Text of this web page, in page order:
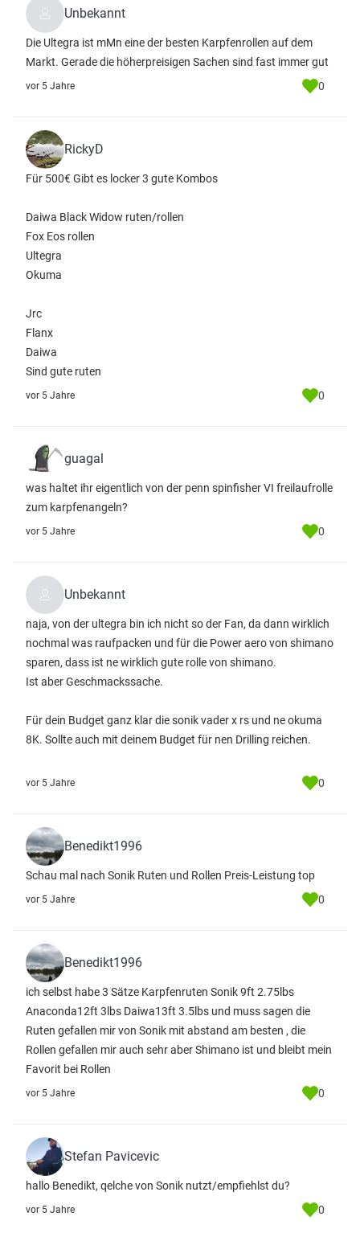
Unbekannt
Die Ultegra ist mMn eine der besten Karpfenrollen auf dem
Markt. Gerade die höherpreisigen Sachen sind fast immer gut
vor 5 Jahre 0
RickyD
Für 500€ Gibt es locker 3 gute Kombos
Daiwa Black Widow ruten/rollen
Fox Eos rollen
Ultegra
Okuma
Jrc
Flanx
Daiwa
Sind gute ruten
vor 5 Jahre 0
guagal
was haltet ihr eigentlich von der penn spinfisher VI freilaufrolle
zum karpfenangeln?
vor 5 Jahre 0
Unbekannt
naja, von der ultegra bin ich nicht so der Fan, da dann wirklich
nochmal was raufpacken und für die Power aero von shimano
sparen, dass ist ne wirklich gute rolle von shimano.
Ist aber Geschmackssache.
Für dein Budget ganz klar die sonik vader x rs und ne okuma
8K. Sollte auch mit deinem Budget für nen Drilling reichen.
vor 5 Jahre 0
Benedikt1996
Schau mal nach Sonik Ruten und Rollen Preis-Leistung top
vor 5 Jahre 0
Benedikt1996
ich selbst habe 3 Sätze Karpfenruten Sonik 9ft 2.75lbs
Anaconda12ft 3lbs Daiwa13ft 3.5lbs und muss sagen die
Ruten gefallen mir von Sonik mit abstand am besten , die
Rollen gefallen mir auch sehr aber Shimano ist und bleibt mein
Favorit bei Rollen
vor 5 Jahre 0
Stefan Pavicevic
hallo Benedikt, qelche von Sonik nutzt/empfiehlst du?
vor 5 Jahre 0